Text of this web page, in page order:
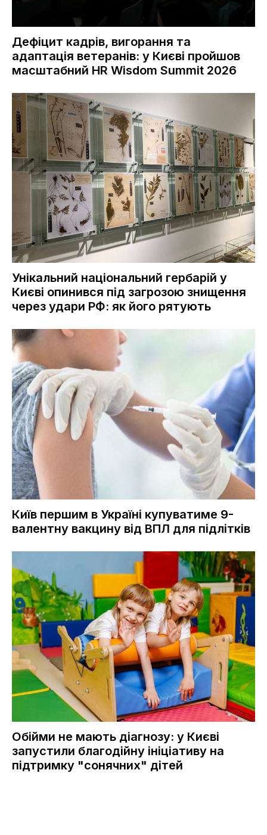
Дефіцит кадрів, вигорання та
адаптація ветеранів: у Києві пройшов
масштабний HR Wisdom Summit 2026
Унікальний національний гербарій у
Києві опинився під загрозою знищення
через удари РФ: як його рятують
Київ першим в Україні купуватиме 9-
валентну вакцину від ВПЛ для підлітків
Обійми не мають діагнозу: у Києві
запустили благодійну ініціативу на
підтримку "сонячних" дітей